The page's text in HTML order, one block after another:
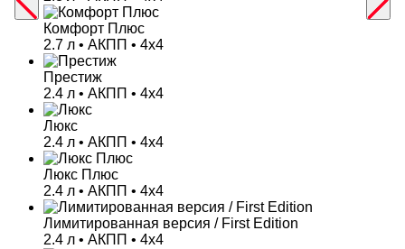
Комфорт Плюс
2.7 л • АКПП • 4х4
Престиж
2.4 л • АКПП • 4х4
Люкс
2.4 л • АКПП • 4х4
Люкс Плюс
2.4 л • АКПП • 4х4
Лимитированная версия / First Edition
2.4 л • АКПП • 4х4